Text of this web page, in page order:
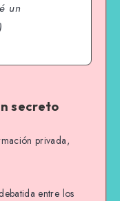
un
secreto
privada,
entre los